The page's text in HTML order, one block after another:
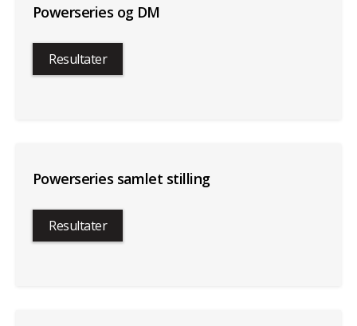
Powerseries og DM
Resultater
Powerseries samlet stilling
Resultater